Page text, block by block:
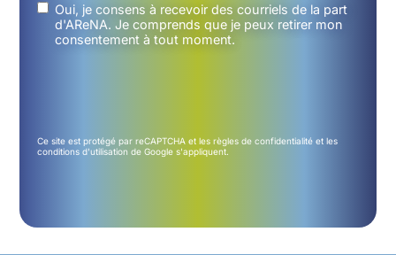
Untitled(Nécessaire)
Oui, je consens à recevoir des courriels de la part
d'AReNA. Je comprends que je peux retirer mon
consentement à tout moment.
Ce site est protégé par reCAPTCHA et lesrègles de confidentialité et les
conditions d'utilisation de Google s'appliquent.